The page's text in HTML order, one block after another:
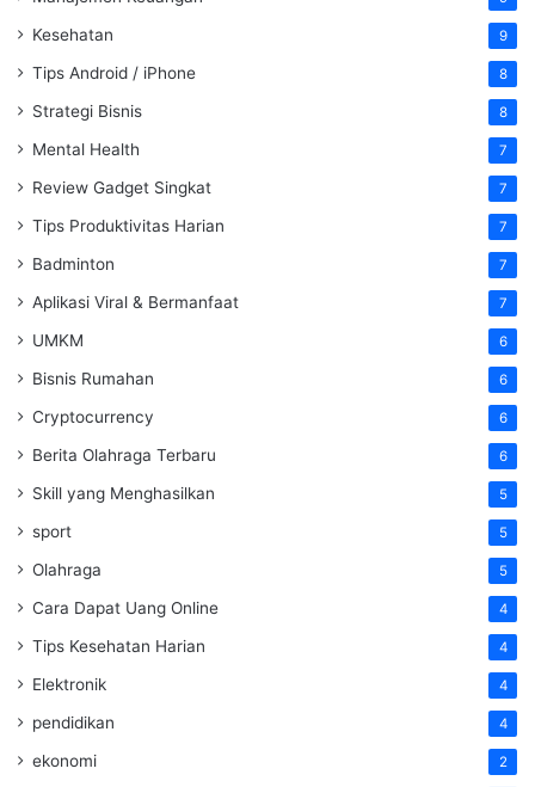
Kesehatan 9
Tips Android / iPhone 8
Strategi Bisnis 8
Mental Health 7
Review Gadget Singkat 7
Tips Produktivitas Harian 7
Badminton 7
Aplikasi Viral & Bermanfaat 7
UMKM 6
Bisnis Rumahan 6
Cryptocurrency 6
Berita Olahraga Terbaru 6
Skill yang Menghasilkan 5
sport 5
Olahraga 5
Cara Dapat Uang Online 4
Tips Kesehatan Harian 4
Elektronik 4
pendidikan 4
ekonomi 2